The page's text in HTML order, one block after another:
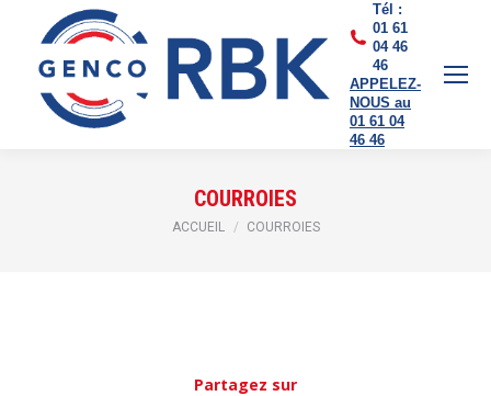
Tél :
01 61
04 46
46
APPELEZ-
NOUS au
01 61 04
46 46
COURROIES
Vous êtes ici :
ACCUEIL COURROIES
Partagez sur